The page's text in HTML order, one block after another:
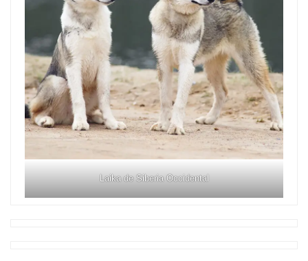
Laika de Siberia Occidental